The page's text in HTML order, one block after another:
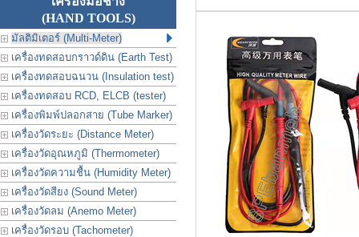
(HAND TOOLS)
มัลติมิเตอร์ (Multi-Meter)
เครื่องทดสอบกราวด์ดิน (Earth Test)
เครื่องทดสอบฉนวน (Insulation test)
เครื่องทดสอบ RCD, ELCB (tester)
เครื่องพิมพ์ปลอกสาย (Tube Marker)
เครื่องวัดระยะ (Distance Meter)
เครื่องวัดอุณหภูมิ (Thermometer)
เครื่องวัดความชื้น (Humidity Meter)
เครื่องวัดสียง (Sound Meter)
เครื่องวัดลม (Anemo Meter)
เครื่องวัดรอบ (Tachometer)